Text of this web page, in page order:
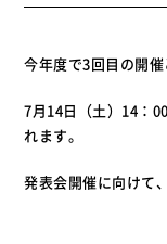
今年度で3回目の開
7月14日（土）14：
れます。
発表会開催に向けて